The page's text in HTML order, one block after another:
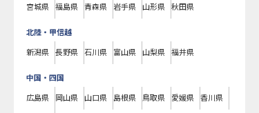
宮城県 福島県 青森県 岩手県 山形県 秋田県
北陸・甲信越
新潟県 長野県 石川県 富山県 山梨県 福井県
中国・四国
広島県 岡山県 山口県 島根県 鳥取県 愛媛県 香川県